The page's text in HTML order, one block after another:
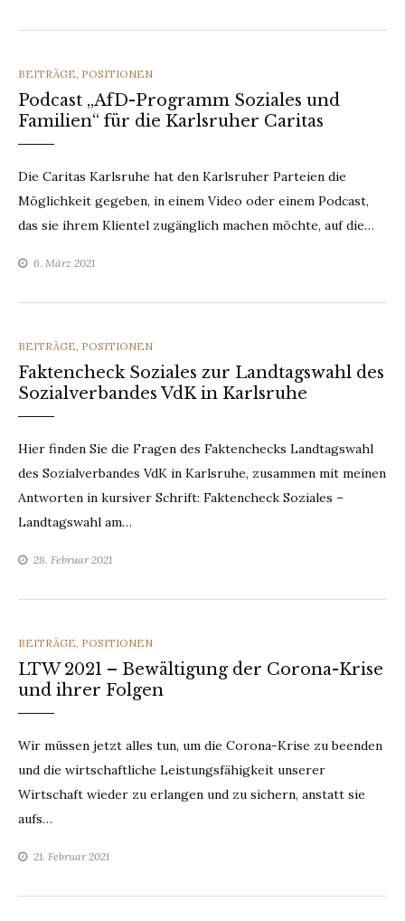
CATEGORIES
BEITRÄGE, POSITIONEN
Podcast „AfD-Programm Soziales und
Familien“ für die Karlsruher Caritas
Die Caritas Karlsruhe hat den Karlsruher Parteien die
Möglichkeit gegeben, in einem Video oder einem Podcast,
das sie ihrem Klientel zugänglich machen möchte, auf die…
6. März 2021
CATEGORIES
BEITRÄGE, POSITIONEN
Faktencheck Soziales zur Landtagswahl des
Sozialverbandes VdK in Karlsruhe
Hier finden Sie die Fragen des Faktenchecks Landtagswahl
des Sozialverbandes VdK in Karlsruhe, zusammen mit meinen
Antworten in kursiver Schrift: Faktencheck Soziales –
Landtagswahl am…
28. Februar 2021
CATEGORIES
BEITRÄGE, POSITIONEN
LTW 2021 – Bewältigung der Corona-Krise
und ihrer Folgen
Wir müssen jetzt alles tun, um die Corona-Krise zu beenden
und die wirtschaftliche Leistungsfähigkeit unserer
Wirtschaft wieder zu erlangen und zu sichern, anstatt sie
aufs…
21. Februar 2021